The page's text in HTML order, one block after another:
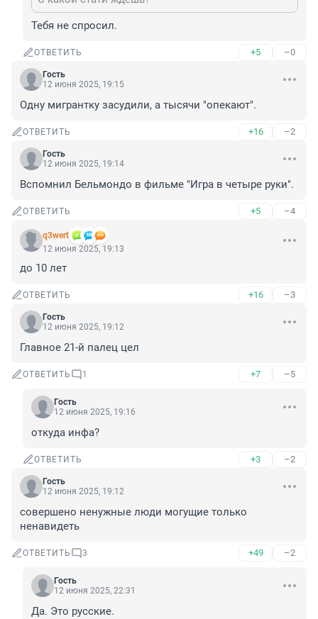
Тебя не спросил.
ОТВЕТИТЬ +5 –0
Гость
12 июня 2025, 19:15
Одну мигрантку засудили, а тысячи "опекают".
ОТВЕТИТЬ +16 –2
Гость
12 июня 2025, 19:14
Вспомнил Бельмондо в фильме "Игра в четыре руки".
ОТВЕТИТЬ +5 –4
q3wert
12 июня 2025, 19:13
до 10 лет
ОТВЕТИТЬ +16 –3
Гость
12 июня 2025, 19:12
Главное 21-й палец цел
ОТВЕТИТЬ 1 +7 –5
Гость
12 июня 2025, 19:16
откуда инфа?
ОТВЕТИТЬ +3 –2
Гость
12 июня 2025, 19:12
совершено ненужные люди могущие только
ненавидеть
ОТВЕТИТЬ 3 +49 –2
Гость
12 июня 2025, 22:31
Да. Это русские.